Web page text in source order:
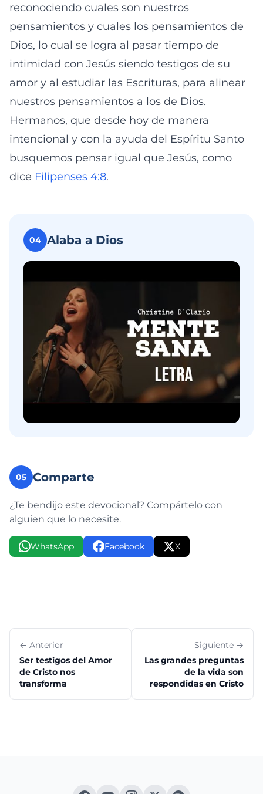
reconociendo cuales son nuestros
pensamientos y cuales los pensamientos de
Dios, lo cual se logra al pasar tiempo de
intimidad con Jesús siendo testigos de su
amor y al estudiar las Escrituras, para alinear
nuestros pensamientos a los de Dios.
Hermanos, que desde hoy de manera
intencional y con la ayuda del Espíritu Santo
busquemos pensar igual que Jesús, como
dice Filipenses 4:8.
04 Alaba a Dios
05 Comparte
¿Te bendijo este devocional? Compártelo con
alguien que lo necesite.
WhatsApp Facebook X
← Anterior
Ser testigos del Amor
de Cristo nos
transforma
Siguiente →
Las grandes preguntas
de la vida son
respondidas en Cristo